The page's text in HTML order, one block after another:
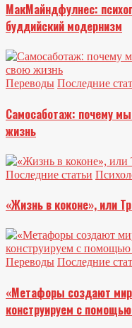
МакМайндфулнес:
буддийский модернизм
Переводы Последние
Самосаботаж: почему
жизнь
Последние статьи
«Жизнь в коконе», или
Переводы Последние
«Метафоры создают
конструируем с